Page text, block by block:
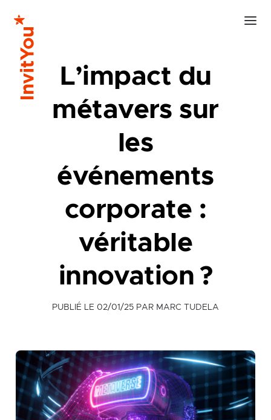
L’impact du
métavers sur
les
événements
corporate :
véritable
innovation ?
PUBLIÉ LE 02/01/25 PAR MARC TUDELA